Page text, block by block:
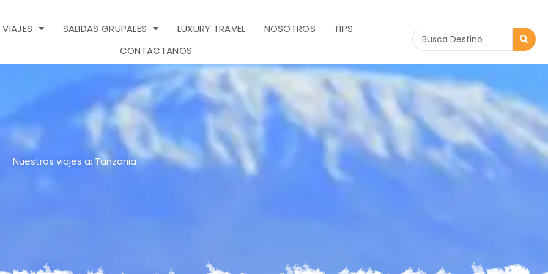
SALIDAS GRUPALES LUXURY TRAVEL NOSOTROS
TIPS
CONTACTANOS
Search
...
Nuestros viajes a: Tanzania